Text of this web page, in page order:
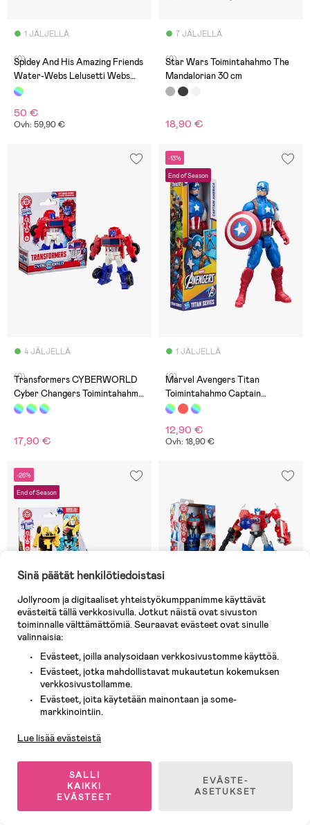
1 JÄLJELLÄ
(0)
Spidey And His Amazing Friends
Water-Webs Lelusetti Webs
Ahoy Bubble Merirosvolaiva
50 €
Ovh: 59,90 €
7 JÄLJELLÄ
(0)
Star Wars Toimintahahmo The
Mandalorian 30 cm
18,90 €
4 JÄLJELLÄ
(0)
Transformers CYBERWORLD
Cyber Changers Toimintahahmo
Optimus Prime 10 cm
17,90 €
-13%
End of Season
1 JÄLJELLÄ
(0)
Marvel Avengers Titan
Toimintahahmo Captain
America
12,90 €
Ovh: 18,90 €
-26%
End of Season
6 JÄLJELLÄ
Transformers CYBERWORLD
Armored Cyber Changers
cm
16,90 €
7 JÄLJELLÄ
Transformers Prime Changers
1
Sinä päätät henkilötiedoistasi
Jollyroom ja digitaaliset yhteistyökumppanimme käyttävät
evästeitä tällä verkkosivulla. Jotkut näistä ovat sivuston
toiminnalle välttämättömiä. Seuraavat evästeet ovat sinulle
valinnaisia:
Evästeet, joilla analysoidaan verkkosivustomme käyttöä.
Evästeet, jotka mahdollistavat mukautetun kokemuksen
verkkosivustollamme.
Evästeet, joita käytetään mainontaan ja some-
markkinointiin.
Lue lisää evästeistä
SALLI
KAIKKI
EVÄSTEET
EVÄSTE-
ASETUKSET